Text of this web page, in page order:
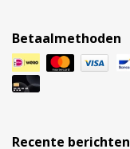
Betaalmethoden
Recente berichten